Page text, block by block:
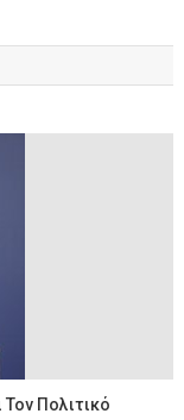
Πολιτικό